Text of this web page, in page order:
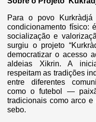
Para o povo
condicionamento físico:
socialização e
surgiu o projeto
democratizar o acesso
aldeias Xikrin. A
respeitam as tradições
entre diferentes
como o futebol —
tradicionais como arco
sebo.